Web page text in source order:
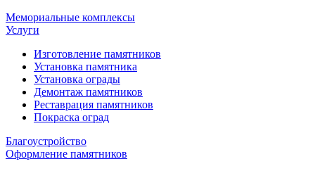
Мемориальные комплексы
Услуги
Изготовление памятников
Установка памятника
Установка ограды
Демонтаж памятников
Реставрация памятников
Покраска оград
Благоустройство
Оформление памятников